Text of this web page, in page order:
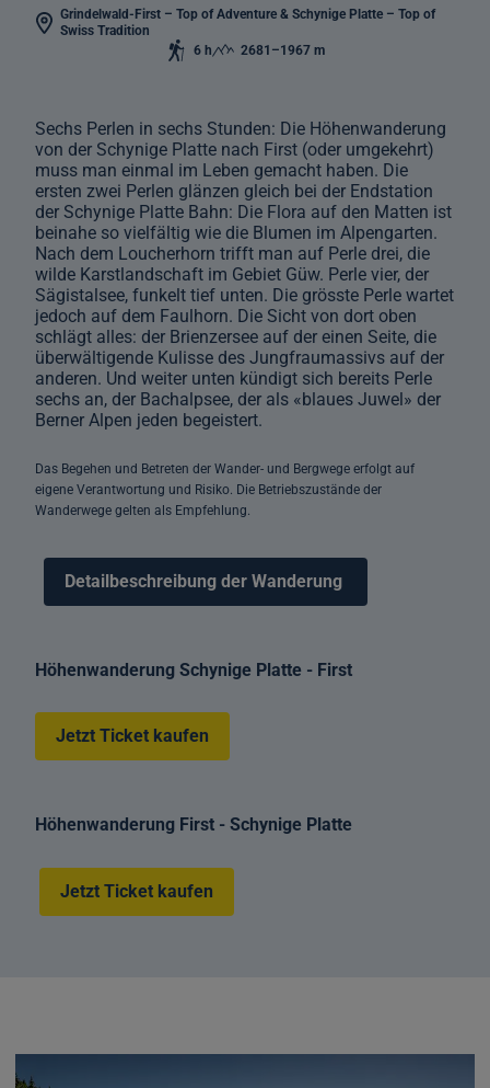
Grindelwald-First – Top of Adventure & Schynige Platte – Top of
Swiss Tradition
6 h
2681–1967 m
Sechs Perlen in sechs Stunden: Die Höhenwanderung
von der Schynige Platte nach First (oder umgekehrt)
muss man einmal im Leben gemacht haben. Die
ersten zwei Perlen glänzen gleich bei der Endstation
der Schynige Platte Bahn: Die Flora auf den Matten ist
beinahe so vielfältig wie die Blumen im Alpengarten.
Nach dem Loucherhorn trifft man auf Perle drei, die
wilde Karstlandschaft im Gebiet Güw. Perle vier, der
Sägistalsee, funkelt tief unten. Die grösste Perle wartet
jedoch auf dem Faulhorn. Die Sicht von dort oben
schlägt alles: der Brienzersee auf der einen Seite, die
überwältigende Kulisse des Jungfraumassivs auf der
anderen. Und weiter unten kündigt sich bereits Perle
sechs an, der Bachalpsee, der als «blaues Juwel» der
Berner Alpen jeden begeistert.
Das Begehen und Betreten der Wander- und Bergwege erfolgt auf
eigene Verantwortung und Risiko. Die Betriebszustände der
Wanderwege gelten als Empfehlung.
Detailbeschreibung der Wanderung
Höhenwanderung Schynige Platte - First
Jetzt Ticket kaufen
Höhenwanderung First - Schynige Platte
Jetzt Ticket kaufen